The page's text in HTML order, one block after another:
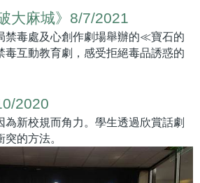
大麻城》8/7/2021
禁毒處及心創作劇場舉辦的≪寶石的
互動教育劇，感受拒絕毒品誘惑的
2020
為新校規而角力。學生透過欣賞話劇
的方法。